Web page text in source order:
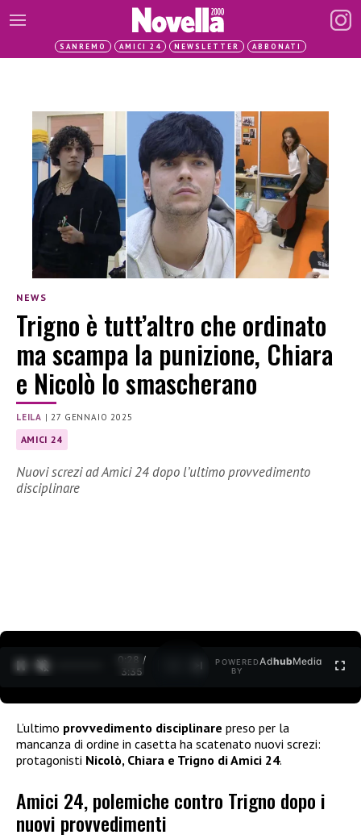
SANREMO AMICI 24 NEWSLETTER ABBONATI
NEWS
Trigno è tutt’altro che ordinato
ma scampa la punizione, Chiara
e Nicolò lo smascherano
LEILA |27 GENNAIO 2025
AMICI 24
Nuovi screzi ad Amici 24 dopo l’ultimo provvedimento
disciplinare
0:30 /
3:35
POWERED
BY
AdhubMedia
L’ultimo provvedimento disciplinare preso per la
mancanza di ordine in casetta ha scatenato nuovi screzi:
protagonisti Nicolò, Chiara e Trigno di Amici 24.
Amici 24, polemiche contro Trigno dopo i
nuovi provvedimenti